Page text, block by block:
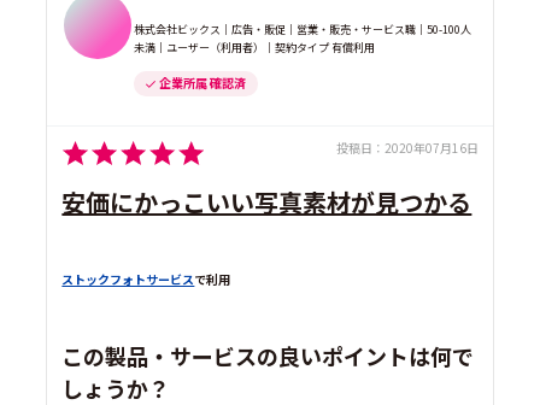
株式会社ビックス｜広告・販促｜営業・販売・サービス職｜50-100人
未満｜ユーザー（利用者）｜契約タイプ 有償利用
企業所属 確認済
投稿日： 2020年07月16日
安価にかっこいい写真素材が見つかる
ストックフォトサービスで利用
この製品・サービスの良いポイントは何で
しょうか？